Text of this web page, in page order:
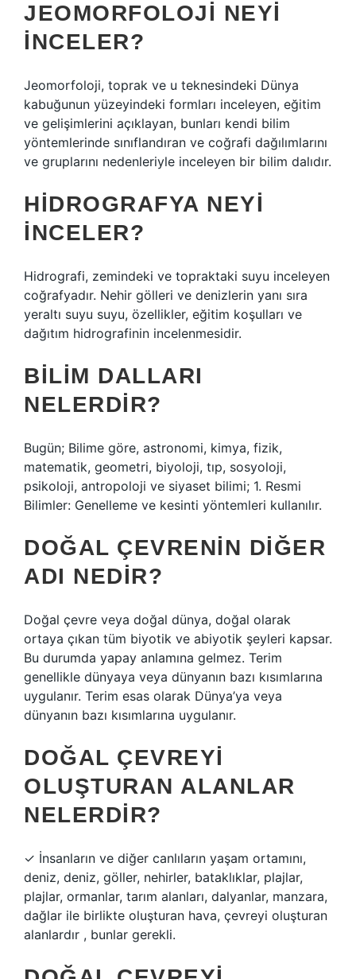
JEOMORFOLOJI NEYI
INCELER?
Jeomorfoloji, toprak ve u teknesindeki Dünya
kabuğunun yüzeyindeki formları inceleyen, eğitim
ve gelişimlerini açıklayan, bunları kendi bilim
yöntemlerinde sınıflandıran ve coğrafi dağılımlarını
ve gruplarını nedenleriyle inceleyen bir bilim dalıdır.
HIDROGRAFYA NEYI
INCELER?
Hidrografi, zemindeki ve topraktaki suyu inceleyen
coğrafyadır. Nehir gölleri ve denizlerin yanı sıra
yeraltı suyu suyu, özellikler, eğitim koşulları ve
dağıtım hidrografinin incelenmesidir.
BILIM DALLARI
NELERDIR?
Bugün; Bilime göre, astronomi, kimya, fizik,
matematik, geometri, biyoloji, tıp, sosyoloji,
psikoloji, antropoloji ve siyaset bilimi; 1. Resmi
Bilimler: Genelleme ve kesinti yöntemleri kullanılır.
DOĞAL ÇEVRENIN DIĞER
ADI NEDIR?
Doğal çevre veya doğal dünya, doğal olarak
ortaya çıkan tüm biyotik ve abiyotik şeyleri kapsar.
Bu durumda yapay anlamına gelmez. Terim
genellikle dünyaya veya dünyanın bazı kısımlarına
uygulanır. Terim esas olarak Dünya’ya veya
dünyanın bazı kısımlarına uygulanır.
DOĞAL ÇEVREYI
OLUŞTURAN ALANLAR
NELERDIR?
✓ İnsanların ve diğer canlıların yaşam ortamını,
deniz, deniz, göller, nehirler, bataklıklar, plajlar,
plajlar, ormanlar, tarım alanları, dalyanlar, manzara,
dağlar ile birlikte oluşturan hava, çevreyi oluşturan
alanlardır , bunlar gerekli.